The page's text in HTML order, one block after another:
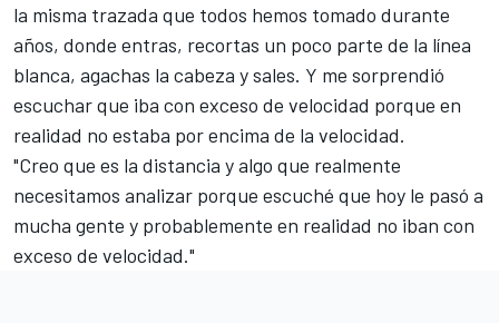
la misma trazada que todos hemos tomado durante
años, donde entras, recortas un poco parte de la línea
blanca, agachas la cabeza y sales. Y me sorprendió
escuchar que iba con exceso de velocidad porque en
realidad no estaba por encima de la velocidad.
"Creo que es la distancia y algo que realmente
necesitamos analizar porque escuché que hoy le pasó a
mucha gente y probablemente en realidad no iban con
exceso de velocidad."